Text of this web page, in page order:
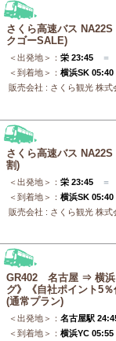
さくら高速バス
クゴーSALE)
＜出発地＞： 栄 23:45 ＝
＜到着地＞： 横浜SK 05:40
販売会社 : さくら観光 株
さくら高速バス
割)
＜出発地＞： 栄 23:45 ＝
＜到着地＞： 横浜SK 05:40
販売会社 : さくら観光 株式
GR402 名古屋 ⇒ 横浜
グ》《自社ポイント5
(通常プラン)
＜出発地＞： 名古屋駅
＜到着地＞： 横浜YC 05:55